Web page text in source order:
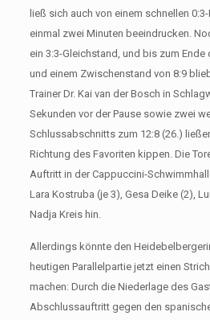
ließ sich auch von einem schnellen
einmal zwei Minuten beeindrucken.
ein 3:3-Gleichstand, und bis zum
und einem Zwischenstand von 8:9
Trainer Dr. Kai van der Bosch in
Sekunden vor der Pause sowie zwei
Schlussabschnitts zum 12:8 (26.)
Richtung des Favoriten kippen. Die
Auftritt in der Cappuccini-
Lara Kostruba (je 3), Gesa Deike (2),
Nadja Kreis hin.
Allerdings könnte den
heutigen Parallelpartie jetzt einen
machen: Durch die Niederlage des
Abschlussauftritt gegen den